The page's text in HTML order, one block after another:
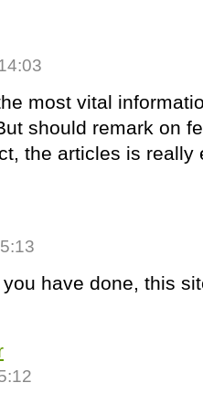
most vital
should remark on
the articles is really
have done, this